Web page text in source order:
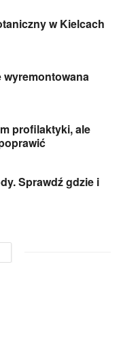
w Kielcach
wyremontowana
profilaktyki, ale
Sprawdź gdzie i